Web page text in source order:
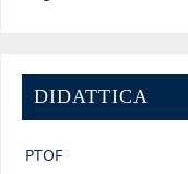
DIDATTICA
PTOF